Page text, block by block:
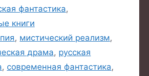
фантастика,
книги
, мистический реализм,
драма, русская
, современная фантастика,